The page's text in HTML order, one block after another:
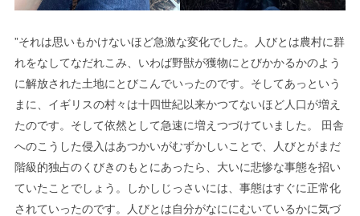
”それは思いもかけないほど急激な変化でした。人びとは農村に群
れをなしてなだれこみ、いわば野獣が獲物にとびかかるかのよう
に解放された土地にとびこんでいったのです。そしてあっという
まに、イギリスの村々は十四世紀以来かつてないほど人口が増え
たのです。そして依然として急速に増えつづけていました。 田舎
へのこうした侵入はあつかいがむずかしいことで、人びとがまだ
階級的独占のくびきのもとにあったら、大いに悲惨な事態を招い
ていたことでしょう。しかしじっさいには、事態はすぐに正常化
されていったのです。人びとは自分がなににむいているかに気づ